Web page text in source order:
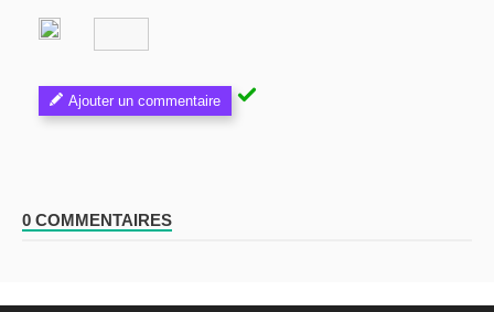
Ajouter un commentaire
0 COMMENTAIRES